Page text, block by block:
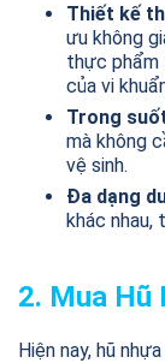
Thiết kế
ưu không
thực phẩm
của vi
Trong
mà không
vệ sinh.
Đa dạng
khác nhau,
2. Mua Hũ
Hiện nay, hũ